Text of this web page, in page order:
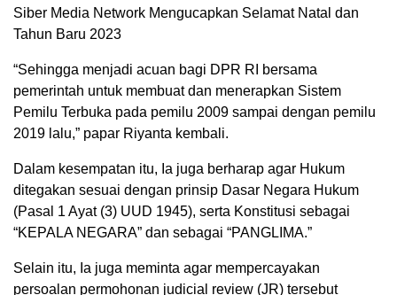
Siber Media Network Mengucapkan Selamat Natal dan
Tahun Baru 2023
“Sehingga menjadi acuan bagi DPR RI bersama
pemerintah untuk membuat dan menerapkan Sistem
Pemilu Terbuka pada pemilu 2009 sampai dengan pemilu
2019 lalu,” papar Riyanta kembali.
Dalam kesempatan itu, Ia juga berharap agar Hukum
ditegakan sesuai dengan prinsip Dasar Negara Hukum
(Pasal 1 Ayat (3) UUD 1945), serta Konstitusi sebagai
“KEPALA NEGARA” dan sebagai “PANGLIMA.”
Selain itu, Ia juga meminta agar mempercayakan
persoalan permohonan judicial review (JR) tersebut